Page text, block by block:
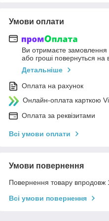
Умови оплати
Ви отримаєте замовлення
або гроші повернуться на
Детальніше
Оплата на рахунок
Онлайн-оплата карткою
Оплата за реквізитами
Всі умови оплати
Умови повернення
Повернення товару впродовж
Всі умови повернення